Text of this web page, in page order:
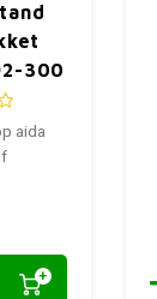
300
aida
+